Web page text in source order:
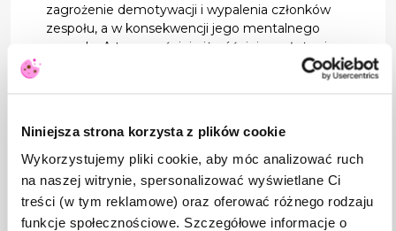
Niniejsza strona korzysta z plików cookie
Wykorzystujemy pliki cookie, aby móc analizować ruch
na naszej witrynie, spersonalizować wyświetlane Ci
treści (w tym reklamowe) oraz oferować różnego rodzaju
funkcje społecznościowe. Szczegółowe informacje o
zagrożenie demotywacji i wypalenia członków
zespołu, a w konsekwencji jego mentalnego
rozpadu. A to wcześniej niż później przełoży się
na wyniki zespołu, a raczej na ich brak. Prosta
AUTOR
Aneta Skowyra-Mazur
Trener Biznesu, Konsultant DISC, praktyk
sprzedaży i zarządzania sprzedażą
Zobacz wszystkie moje artykuły